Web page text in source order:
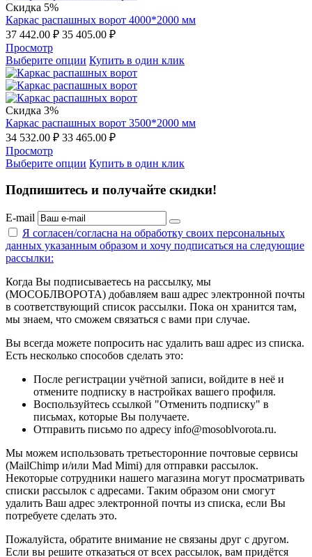
Скидка 5%
Каркас распашных ворот 4000*2000 мм
37 442.00 ₽ 35 405.00 ₽
Просмотр
Выберите опции Купить в один клик
Скидка 3%
Каркас распашных ворот 3500*2000 мм
34 532.00 ₽ 33 465.00 ₽
Просмотр
Выберите опции Купить в один клик
Подпишитесь и получайте скидки!
E-mail
Я согласен/согласна на обработку своих персональных
данных указанным образом и хочу подписаться на следующие
рассылки:
Когда Вы подписываетесь на рассылку, мы
(МОСОБЛВОРОТА) добавляем ваш адрес электронной почты
в соответствующий список рассылки. Пока он хранится там,
мы знаем, что сможем связаться с вами при случае.
Вы всегда можете попросить нас удалить ваш адрес из списка.
Есть несколько способов сделать это:
После регистрации учётной записи, войдите в неё и
отмените подписку в настройках вашего профиля.
Воспользуйтесь ссылкой "Отменить подписку" в
письмах, которые Вы получаете.
Отправить письмо по адресу info@mosoblvorota.ru.
Мы можем использовать третьесторонние почтовые сервисы
(MailChimp и/или Mad Mimi) для отправки рассылок.
Некоторые сотрудники нашего магазина могут просматривать
списки рассылок с адресами. Таким образом они смогут
удалить Ваш адрес электронной почты из списка, если Вы
потребуете сделать это.
Пожалуйста, обратите внимание не связаны друг с другом.
Если вы решите отказаться от всех рассылок, вам придётся